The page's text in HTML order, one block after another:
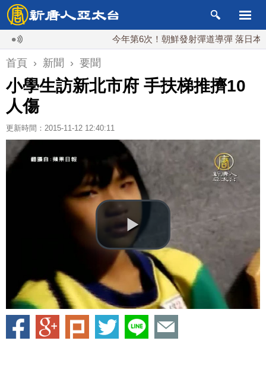
今年第6次！朝鮮發射彈道導彈 落日本EEZ外
首頁 › 新聞 › 要聞
小學生訪新北市府 手扶梯推擠10
人傷
更新時間：2015-11-12 12:40:11